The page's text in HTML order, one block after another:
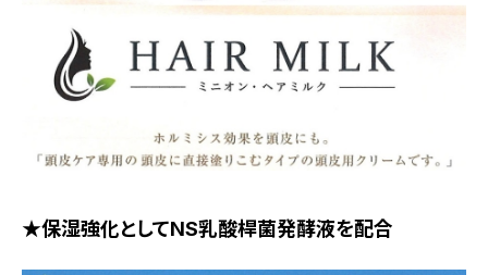
★保湿強化としてNS乳酸桿菌発酵液を配合